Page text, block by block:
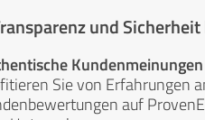
und
Kundenmeinungen
Sie von Erfahrungen
auf